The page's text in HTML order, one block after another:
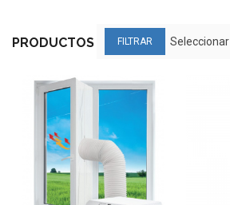
PRODUCTOS FILTRAR Seleccionar